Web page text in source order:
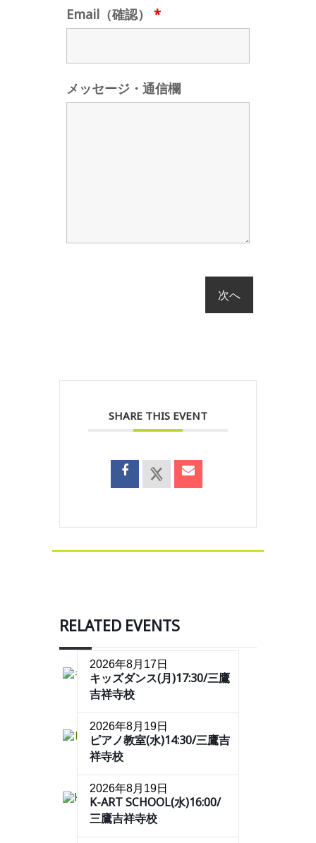
Email（確認） *
メッセージ・通信欄
SHARE THIS EVENT
RELATED EVENTS
2026年8月17日
キッズダンス(月)17:30/三鷹
吉祥寺校
2026年8月19日
ピアノ教室(水)14:30/三鷹吉
祥寺校
2026年8月19日
K-ART SCHOOL(水)16:00/
三鷹吉祥寺校